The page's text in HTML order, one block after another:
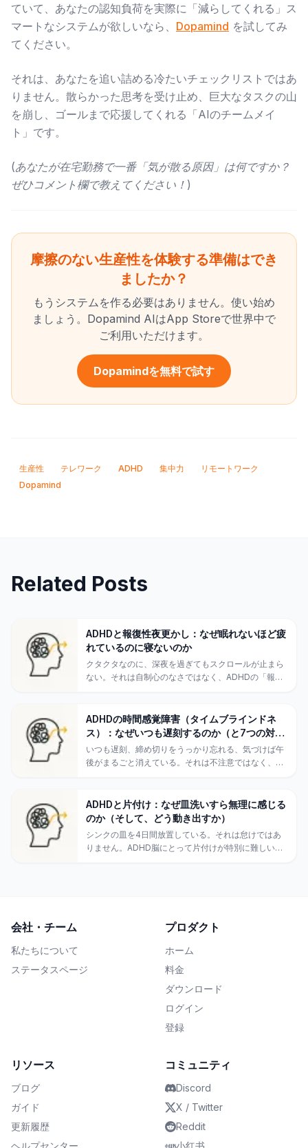
ていて、あなたの認知負荷を実際に「減らしてくれる」ス
マートなシステムが欲しいなら、 Dopamind を試してみ
てください。
それは、あなたを追い詰める冷たいチェックリストではあ
りません。散らかった思考を受け止め、巨大なタスクの山
を崩し、ゴールまで応援してくれる「AIのチームメイ
ト」です。
(あなたが在宅勤務で一番「気が散る原因」は何ですか？
ぜひコメント欄で教えてください！)
摩擦のない生産性を体験する準備はでき
ましたか？
もうシステムを作る必要はありません。使い始め
ましょう。Dopamind AIはApp Storeで世界中で
ご利用いただけます。
Dopamindを無料で試す
生産性 テレワーク ADHD 集中力
リモートワーク
Dopamind
Related Posts
ADHDと報復性夜更かし：なぜ眠れないほど疲
れているのに寝ないのか
クタクタなのに、深夜を過ぎてもスクロールが止まら
ない。それは自制心のなさではなく、ADHDの「報復
す。
ADHDの時間感覚障害（タイムブラインドネ
ス）：なぜいつも遅刻するのか（と7つの対処
法）
いつも遅刻、締め切りをうっかり忘れる、気づけば午
後がまるごと消えている。それは不注意ではなく、
ADHDと片付け：なぜ皿洗いすら無理に感じる
のか（そして、どう動き出すか）
シンクの皿を4日間放置している。それは怠けではあ
りません。ADHD脳にとって片付けが特別に難しい理
会社・チーム
私たちについて
ステータスページ
プロダクト
ホーム
料金
ダウンロード
ログイン
登録
リソース
ブログ
ガイド
更新履歴
ヘルプセンター
コミュニティ
Discord
X / Twitter
Reddit
小红书